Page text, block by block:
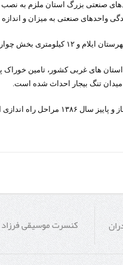
صنعتی بزرگ استان ملزم به
واحدهای صنعتی به میزان و اندازه
استان های غربی کشور، تامین خوراک
تنگ بیجار احداث شده است.
کنسرت موسیقی فرزاد